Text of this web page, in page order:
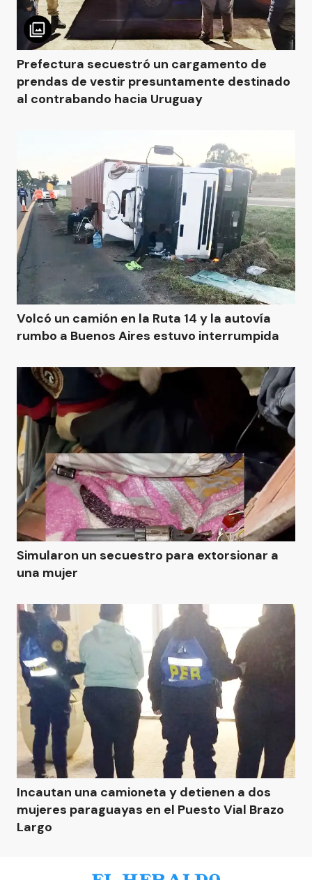
Prefectura secuestró un cargamento de
prendas de vestir presuntamente destinado
al contrabando hacia Uruguay
Volcó un camión en la Ruta 14 y la autovía
rumbo a Buenos Aires estuvo interrumpida
Simularon un secuestro para extorsionar a
una mujer
Incautan una camioneta y detienen a dos
mujeres paraguayas en el Puesto Vial Brazo
Largo